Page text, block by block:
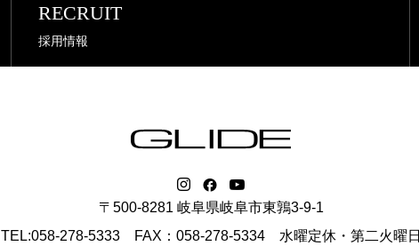
RECRUIT
採用情報
〒500-8281 岐阜県岐阜市東鶉3-9-1
TEL:058-278-5333 FAX：058-278-5334 水曜定休・第二火曜日